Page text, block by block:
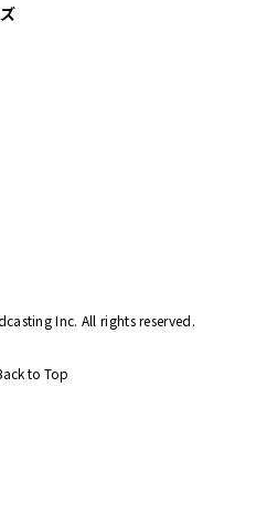
Inc. All rights reserved.
to Top